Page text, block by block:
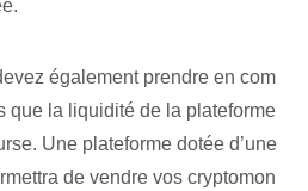
également prendre en com
que la liquidité de la plateforme
Une plateforme dotée d’une
de vendre vos cryptomon